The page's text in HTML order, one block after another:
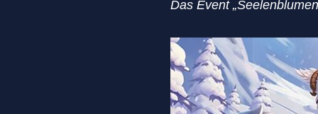
Das Event